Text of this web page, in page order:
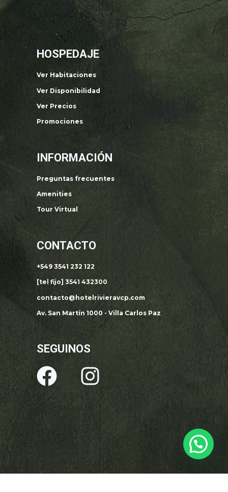
HOSPEDAJE
Ver Habitaciones
Ver Disponibilidad
Ver Precios
Promociones
INFORMACIÓN
Preguntas frecuentes
Amenities
Tour Virtual
CONTACTO
+549 3541 232 122
[tel fijo] 3541 432300
contacto@hotelrivieravcp.com
Av. San Martín 1000 - Villa Carlos Paz
SEGUINOS